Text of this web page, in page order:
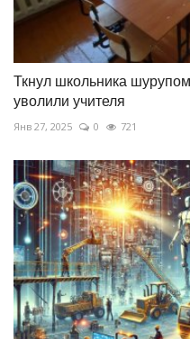
Ткнул школьника
уволили учителя
Янв 27, 2025 0 721